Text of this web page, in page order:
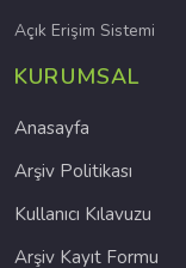
Açık Erişim Sistemi
KURUMSAL
Anasayfa
Arşiv Politikası
Kullanıcı Kılavuzu
Arşiv Kayıt Formu